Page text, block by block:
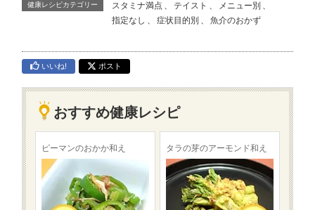
健康レシピカテゴリー スタミナ満点 、 テイスト 、 メニュー別 、
指定なし 、 症状目的別 、 魚介のおかず
いいね! ポスト
おすすめ健康レシピ
ピーマンのおかか和え タラの芽のアーモンド和え